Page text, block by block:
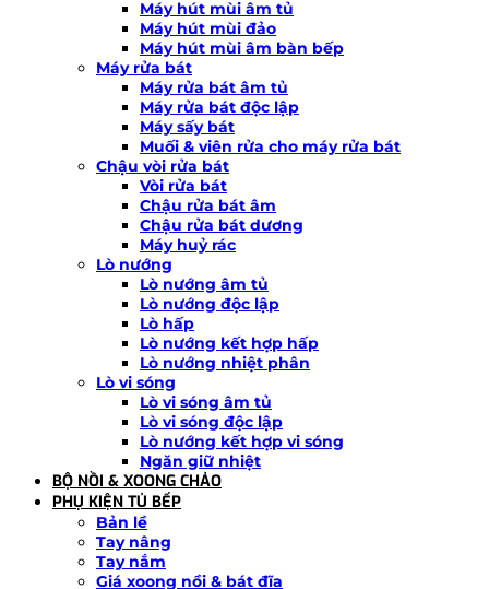
Máy hút mùi âm tủ
Máy hút mùi đảo
Máy hút mùi âm bàn bếp
Máy rửa bát
Máy rửa bát âm tủ
Máy rửa bát độc lập
Máy sấy bát
Muối & viên rửa cho máy rửa bát
Chậu vòi rửa bát
Vòi rửa bát
Chậu rửa bát âm
Chậu rửa bát dương
Máy huỷ rác
Lò nướng
Lò nướng âm tủ
Lò nướng độc lập
Lò hấp
Lò nướng kết hợp hấp
Lò nướng nhiệt phân
Lò vi sóng
Lò vi sóng âm tủ
Lò vi sóng độc lập
Lò nướng kết hợp vi sóng
Ngăn giữ nhiệt
BỘ NỒI & XOONG CHẢO
PHỤ KIỆN TỦ BẾP
Bản lề
Tay nâng
Tay nắm
Giá xoong nồi & bát đĩa